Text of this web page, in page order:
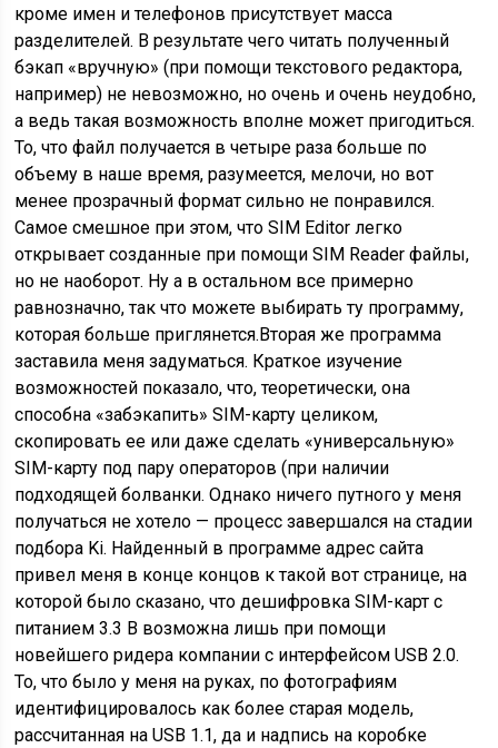
кроме имен и телефонов присутствует масса
разделителей. В результате чего читать полученный
бэкап «вручную» (при помощи текстового редактора,
например) не невозможно, но очень и очень неудобно,
а ведь такая возможность вполне может пригодиться.
То, что файл получается в четыре раза больше по
объему в наше время, разумеется, мелочи, но вот
менее прозрачный формат сильно не понравился.
Самое смешное при этом, что SIM Editor легко
открывает созданные при помощи SIM Reader файлы,
но не наоборот. Ну а в остальном все примерно
равнозначно, так что можете выбирать ту программу,
которая больше приглянется.Вторая же программа
заставила меня задуматься. Краткое изучение
возможностей показало, что, теоретически, она
способна «забэкапить» SIM-карту целиком,
скопировать ее или даже сделать «универсальную»
SIM-карту под пару операторов (при наличии
подходящей болванки. Однако ничего путного у меня
получаться не хотело — процесс завершался на стадии
подбора Ki. Найденный в программе адрес сайта
привел меня в конце концов к такой вот странице, на
которой было сказано, что дешифровка SIM-карт с
питанием 3.3 В возможна лишь при помощи
новейшего ридера компании с интерфейсом USB 2.0.
То, что было у меня на руках, по фотографиям
идентифицировалось как более старая модель,
рассчитанная на USB 1.1, да и надпись на коробке